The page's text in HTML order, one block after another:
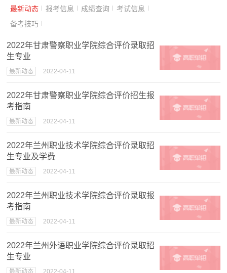
最新动态 报考信息 成绩查询
考试信息
备考技巧
2022年甘肃警察职业学院综合评价录取招
生专业
最新动态 2022-04-11
2022年甘肃警察职业学院综合评价招生报
考指南
最新动态 2022-04-11
2022年兰州职业技术学院综合评价录取招
生专业及学费
最新动态 2022-04-11
2022年兰州职业技术学院综合评价录取报
考指南
最新动态 2022-04-11
2022年兰州外语职业学院综合评价录取招
生专业